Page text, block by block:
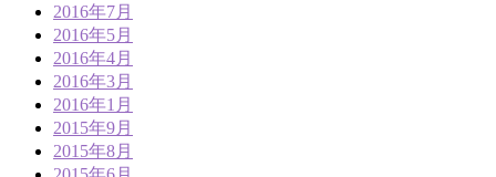
2016年7月
2016年5月
2016年4月
2016年3月
2016年1月
2015年9月
2015年8月